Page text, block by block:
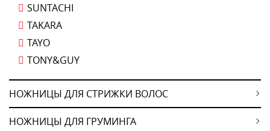
SUNTACHI
TAKARA
TAYO
TONY&GUY
НОЖНИЦЫ ДЛЯ СТРИЖКИ ВОЛОС
НОЖНИЦЫ ДЛЯ ГРУМИНГА